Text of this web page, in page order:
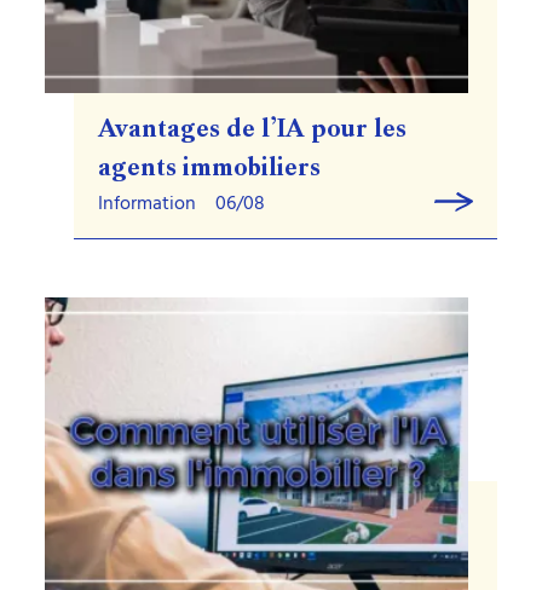
Avantages de l’IA pour les
agents immobiliers
Information 06/08